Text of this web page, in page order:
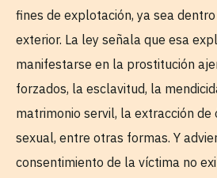
fines de explotación, ya sea
exterior. La ley señala que esa
manifestarse en la prostitución
forzados, la esclavitud, la
matrimonio servil, la extracción de
sexual, entre otras formas. Y
consentimiento de la víctima no